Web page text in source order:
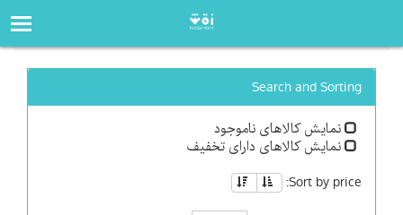
Search and Sorting
نمایش کالاهای ناموجود
نمایش کالاهای دارای تخفیف
Sort by price: